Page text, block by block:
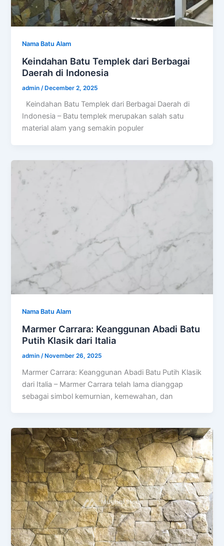
Nama Batu Alam
Keindahan Batu Templek dari Berbagai
Daerah di Indonesia
admin /December 2, 2025
Keindahan Batu Templek dari Berbagai Daerah di
Indonesia – Batu templek merupakan salah satu
material alam yang semakin populer
Nama Batu Alam
Marmer Carrara: Keanggunan Abadi Batu
Putih Klasik dari Italia
admin /November 26, 2025
Marmer Carrara: Keanggunan Abadi Batu Putih Klasik
dari Italia – Marmer Carrara telah lama dianggap
sebagai simbol kemurnian, kemewahan, dan